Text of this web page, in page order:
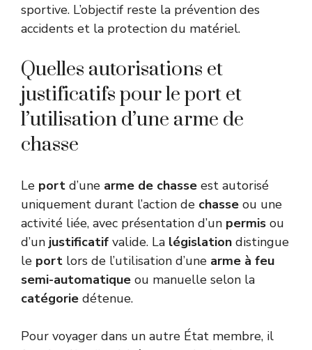
sportive. L’objectif reste la prévention des
accidents et la protection du matériel.
Quelles autorisations et
justificatifs pour le port et
l’utilisation d’une arme de
chasse
Le port d’une arme de chasse est autorisé
uniquement durant l’action de chasse ou une
activité liée, avec présentation d’un permis ou
d’un justificatif valide. La législation distingue
le port lors de l’utilisation d’une arme à feu
semi-automatique ou manuelle selon la
catégorie détenue.
Pour voyager dans un autre État membre, il